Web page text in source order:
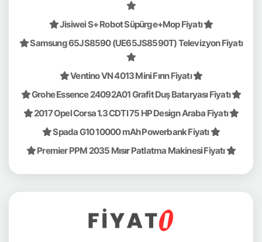
Jisiwei S+ Robot Süpürge+Mop Fiyatı
Samsung 65JS8590 (UE65JS8590T) Televizyon Fiyatı
Ventino VN 4013 Mini Fırın Fiyatı
Grohe Essence 24092A01 Grafit Duş Bataryası Fiyatı
2017 Opel Corsa 1.3 CDTI 75 HP Design Araba Fiyatı
Spada G10 10000 mAh Powerbank Fiyatı
Premier PPM 2035 Mısır Patlatma Makinesi Fiyatı